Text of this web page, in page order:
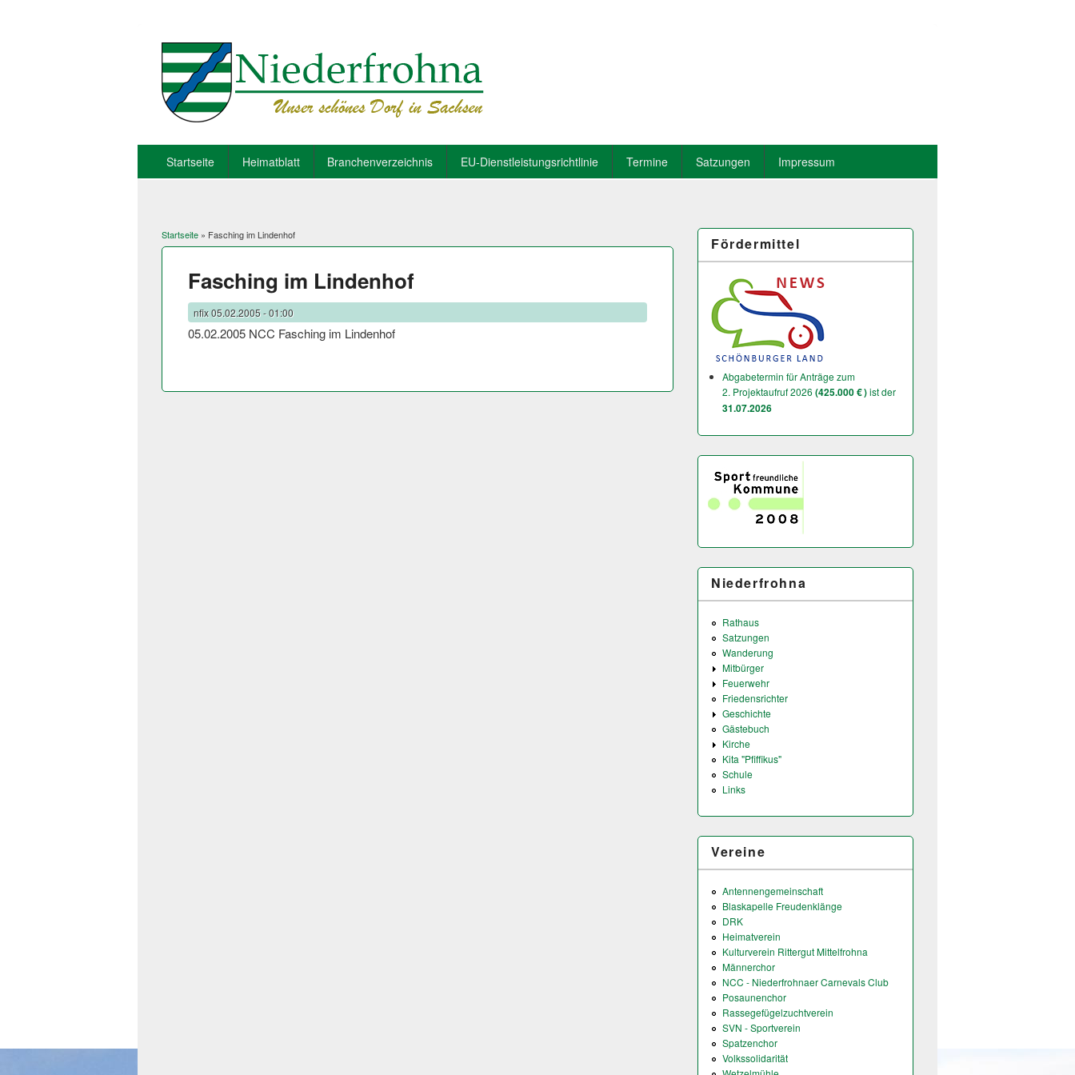
Startseite Heimatblatt Branchenverzeichnis EU-Dienstleistungsrichtlinie Termine Satzungen Impressum
Sie sind hier
Startseite » Fasching im Lindenhof
Fasching im Lindenhof
nfix05.02.2005 - 01:00
05.02.2005 NCC Fasching im Lindenhof
Fördermittel
Abgabetermin für Anträge zum
2. Projektaufruf 2026 (425.000 € )ist der
31.07.2026
Niederfrohna
Rathaus
Satzungen
Wanderung
Mitbürger
Feuerwehr
Friedensrichter
Geschichte
Gästebuch
Kirche
Kita "Pfiffikus"
Schule
Links
Vereine
Antennengemeinschaft
Blaskapelle Freudenklänge
DRK
Heimatverein
Kulturverein Rittergut Mittelfrohna
Männerchor
NCC - Niederfrohnaer Carnevals Club
Posaunenchor
Rassegefügelzuchtverein
SVN - Sportverein
Spatzenchor
Volkssolidarität